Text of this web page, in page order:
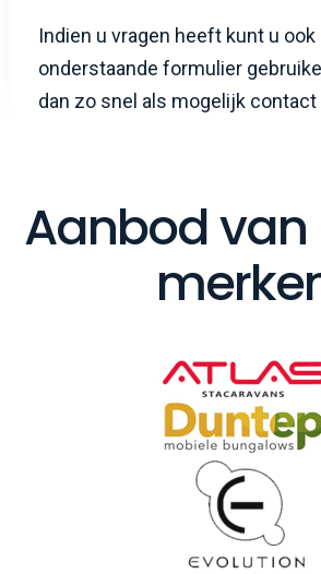
Indien u vragen heeft kunt u ook
onderstaande formulier
dan zo snel als mogelijk contact
Aanbod